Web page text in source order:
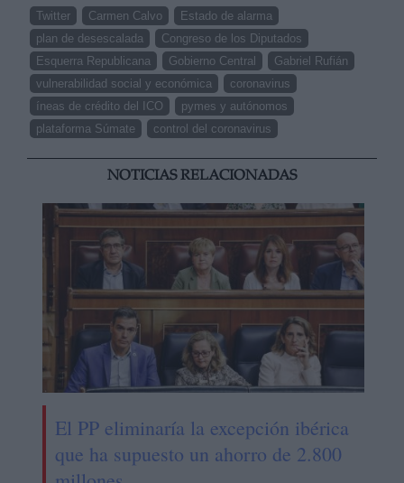
Twitter Carmen Calvo
Estado de alarma
plan de desescalada
Congreso de los Diputados
Esquerra Republicana
Gobierno Central
Gabriel Rufián
vulnerabilidad social y económica
coronavirus
íneas de crédito del ICO
pymes y autónomos
plataforma Súmate
control del coronavirus
NOTICIAS RELACIONADAS
El PP eliminaría la excepción ibérica
que ha supuesto un ahorro de 2.800